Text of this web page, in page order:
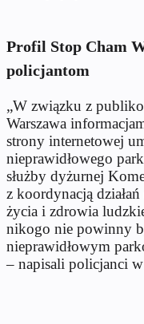
Profil Stop Cham
policjantom
„W związku z
Warszawa
strony internetowej
nieprawidłowego
służby dyżurnej
z koordynacją
życia i zdrowia
nikogo nie powinny
nieprawidłowym
– napisali policjanci